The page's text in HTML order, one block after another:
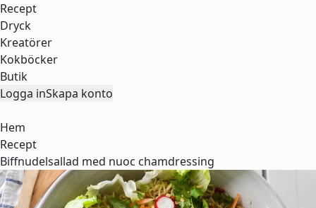
Recept
Dryck
Kreatörer
Kokböcker
Butik
Logga inSkapa konto
Hem
Recept
Biffnudelsallad med nuoc chamdressing